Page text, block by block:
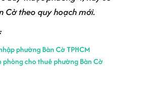
Cờ theo quy hoạch mới.
phường Bàn Cờ TPHCM
phòng cho thuê phường Bàn Cờ